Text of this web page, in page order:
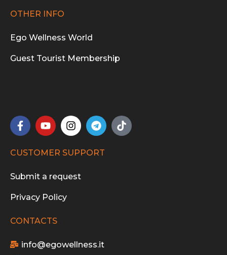
OTHER INFO
Ego Wellness World
Guest Tourist Membership
CUSTOMER SUPPORT
Submit a request
Privacy Policy
CONTACTS
info@egowellness.it